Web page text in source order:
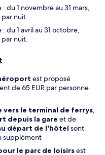
du 1 novembre au 31 mars,
par nuit.
du 1 avril au 31 octobre,
par nuit.
est proposé
de 65 EUR par personne
vers le terminal de ferrys,
depuis la gare et de
départ de l'hôtel sont
supplément
le parc de loisirsest